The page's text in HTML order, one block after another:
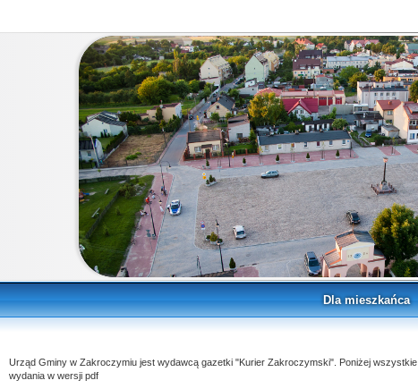
Dla mieszkańca
Urząd Gminy w Zakroczymiu jest wydawcą gazetki "Kurier Zakroczymski". Poniżej wszystkie
wydania w wersji pdf